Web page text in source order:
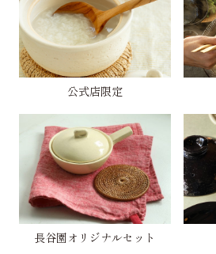
公式店限定
長谷園オリジナルセット